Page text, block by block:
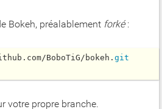
Bokeh, préalablement forké:
BoboTiG/bokeh. git
votre propre branche.